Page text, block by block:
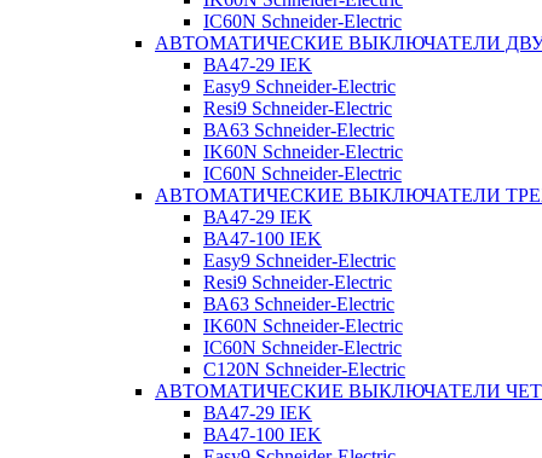
IC60N Schneider-Electric
АВТОМАТИЧЕСКИЕ ВЫКЛЮЧАТЕЛИ
ВА47-29 IEK
Easy9 Schneider-Electric
Resi9 Schneider-Electric
ВА63 Schneider-Electric
IK60N Schneider-Electric
IC60N Schneider-Electric
АВТОМАТИЧЕСКИЕ ВЫКЛЮЧАТЕЛИ
ВА47-29 IEK
ВА47-100 IEK
Easy9 Schneider-Electric
Resi9 Schneider-Electric
ВА63 Schneider-Electric
IK60N Schneider-Electric
IC60N Schneider-Electric
C120N Schneider-Electric
АВТОМАТИЧЕСКИЕ ВЫКЛЮЧАТЕЛИ
ВА47-29 IEK
ВА47-100 IEK